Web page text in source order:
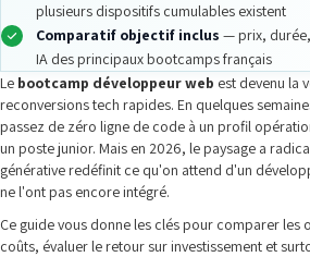
plusieurs dispositifs cumulables existent
Comparatif objectif inclus — prix,
IA des principaux bootcamps français
Le bootcamp développeur web est devenu la
reconversions tech rapides. En quelques
passez de zéro ligne de code à un profil
un poste junior. Mais en 2026, le paysage a
générative redéfinit ce qu'on attend d'un
ne l'ont pas encore intégré.
Ce guide vous donne les clés pour comparer
coûts, évaluer le retour sur investissement et